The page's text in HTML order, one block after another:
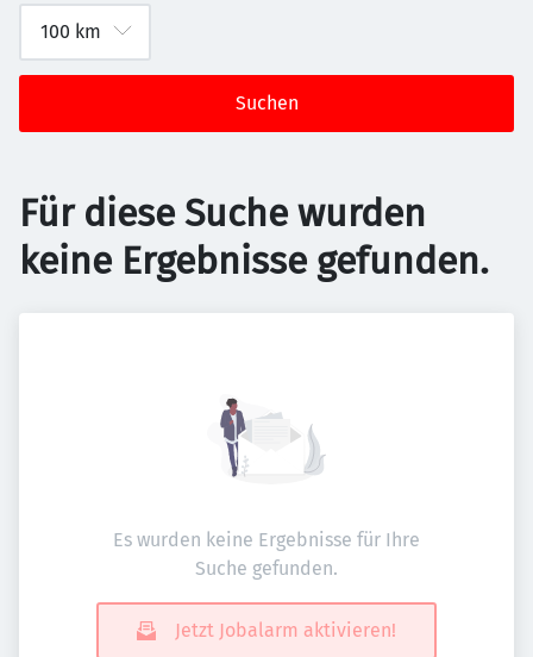
Suchen
Für diese Suche wurden
keine Ergebnisse gefunden.
Es wurden keine Ergebnisse für Ihre
Suche gefunden.
Jetzt Jobalarm aktivieren!